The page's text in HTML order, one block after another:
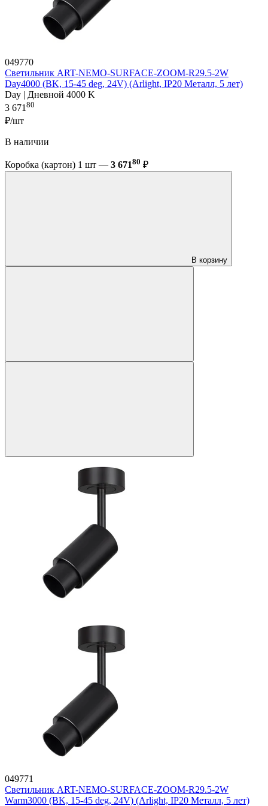
049770
Светильник ART-NEMO-SURFACE-ZOOM-R29.5-2W
Day4000 (BK, 15-45 deg, 24V) (Arlight, IP20 Металл, 5 лет)
Day | Дневной 4000 K
3 67180
₽/шт
В наличии
Коробка (картон) 1 шт — 3 67180 ₽
В корзину
049771
Светильник ART-NEMO-SURFACE-ZOOM-R29.5-2W
Warm3000 (BK, 15-45 deg, 24V) (Arlight, IP20 Металл, 5 лет)